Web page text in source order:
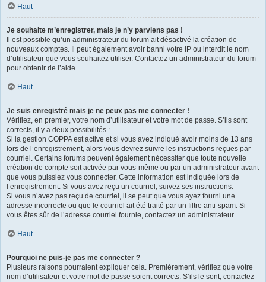
Haut
Je souhaite m’enregistrer, mais je n’y parviens pas !
Il est possible qu’un administrateur du forum ait désactivé la création de
nouveaux comptes. Il peut également avoir banni votre IP ou interdit le nom
d’utilisateur que vous souhaitez utiliser. Contactez un administrateur du forum
pour obtenir de l’aide.
Haut
Je suis enregistré mais je ne peux pas me connecter !
Vérifiez, en premier, votre nom d’utilisateur et votre mot de passe. S’ils sont
corrects, il y a deux possibilités :
Si la gestion COPPA est active et si vous avez indiqué avoir moins de 13 ans
lors de l’enregistrement, alors vous devrez suivre les instructions reçues par
courriel. Certains forums peuvent également nécessiter que toute nouvelle
création de compte soit activée par vous-même ou par un administrateur avant
que vous puissiez vous connecter. Cette information est indiquée lors de
l’enregistrement. Si vous avez reçu un courriel, suivez ses instructions.
Si vous n’avez pas reçu de courriel, il se peut que vous ayez fourni une
adresse incorrecte ou que le courriel ait été traité par un filtre anti-spam. Si
vous êtes sûr de l’adresse courriel fournie, contactez un administrateur.
Haut
Pourquoi ne puis-je pas me connecter ?
Plusieurs raisons pourraient expliquer cela. Premièrement, vérifiez que votre
nom d’utilisateur et votre mot de passe soient corrects. S’ils le sont, contactez